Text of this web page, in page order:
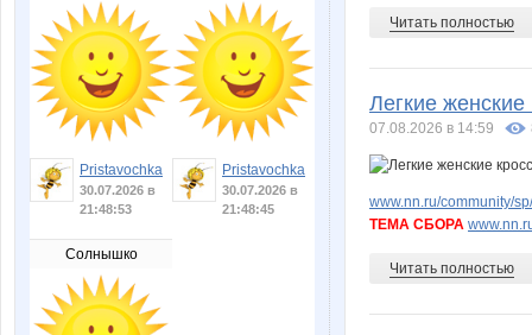
Pristavochka
30.07.2026 в
21:48:53
Pristavochka
30.07.2026 в
21:48:45
Солнышко
Читать полностью
Легкие
07.08.2026 в 14:59
www.nn.ru/community/
ТЕМА СБОРА
Читать полностью